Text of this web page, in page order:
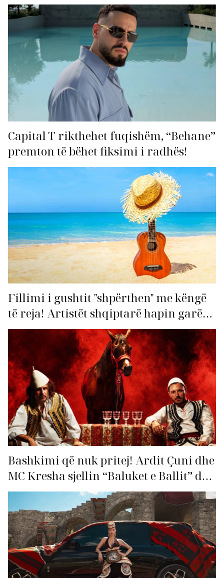
Capital T rikthehet fuqishëm, “Behane”
premton të bëhet fiksimi i radhës!
Fillimi i gushtit "shpërthen" me këngë
të reja! Artistët shqiptarë hapin garën
për hitin e verës!
Bashkimi që nuk pritej! Ardit Çuni dhe
MC Kresha sjellin “Baluket e Ballit” dhe
ndezin rrjetin!